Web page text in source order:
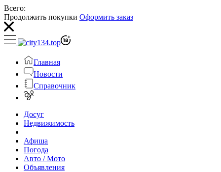
Всего:
Продолжить покупки Оформить заказ
Главная
Новости
Справочник
Досуг
Недвижимость
Афиша
Погода
Авто / Мото
Объявления